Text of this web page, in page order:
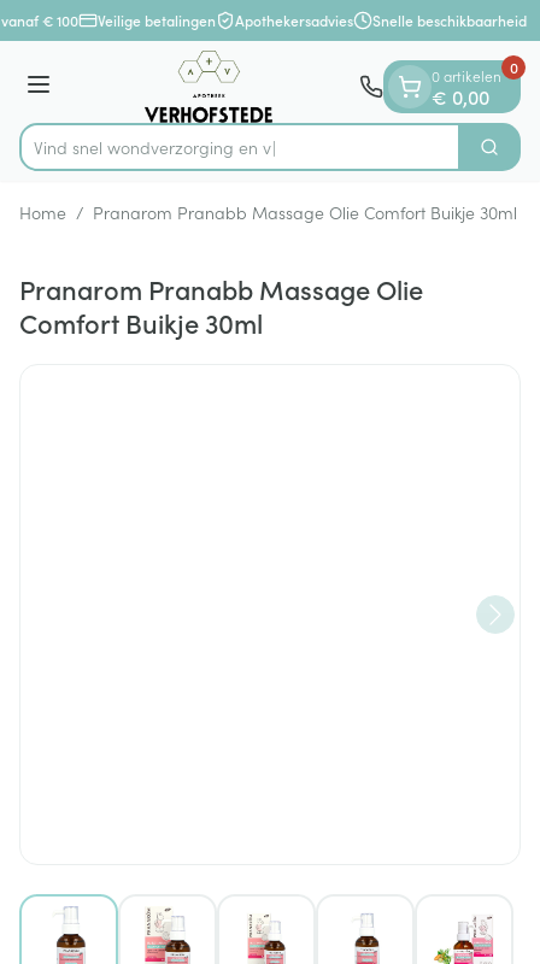
Ga naar de inhoud
1 van 1
€ 100 Veilige betalingen Apothekersadvies Snelle beschikbaarheid
Menu
Product, merk, categorie...
Vind snel wondverzorg Zoek
0 artikelen
€ 0,00
0
Home / Pranarom Pranabb Massage Olie Comfort Buikje 30ml
Pranarom Pranabb Massage Olie
Comfort Buikje 30ml
View larger imageView larger imageView larger imageView larger image